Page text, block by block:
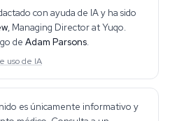
múlt
con ayuda de IA y ha sido
, Managing Director at Yuqo.
de Adam Parsons.
uso de IA
es únicamente informativo y